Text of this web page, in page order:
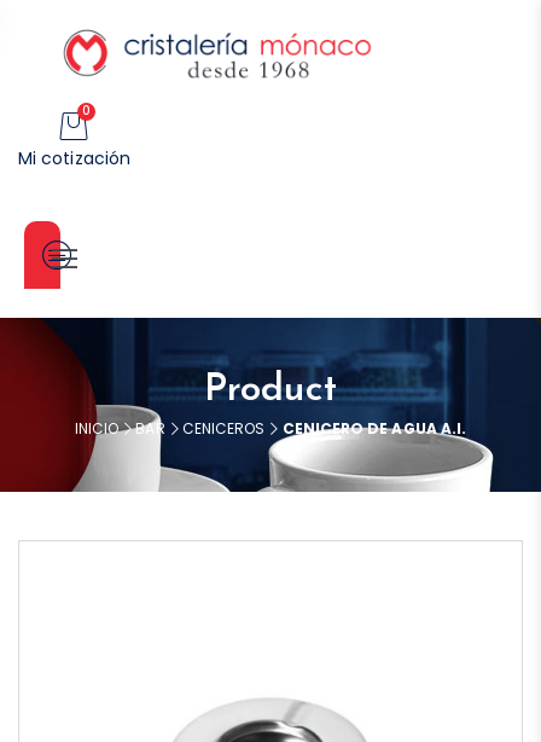
0
Mi cotización
Categorías
Product
INICIO BAR CENICEROS CENICERO DE AGUA A.I.